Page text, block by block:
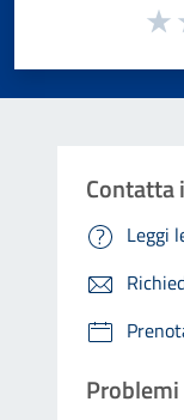
Valuta da 1 a 5
Contatta
Leggi